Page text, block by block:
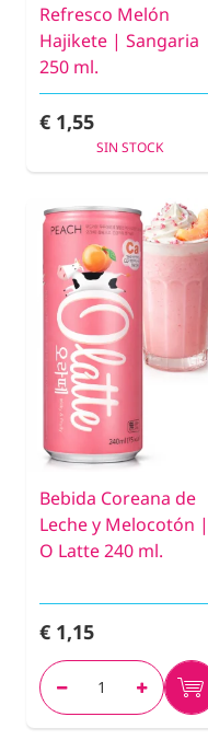
Refresco Melón
Hajikete | Sangaria
250 ml.
€ 1,55
SIN STOCK
Bebida Coreana de
Leche y Melocotón |
O Latte 240 ml.
€ 1,15